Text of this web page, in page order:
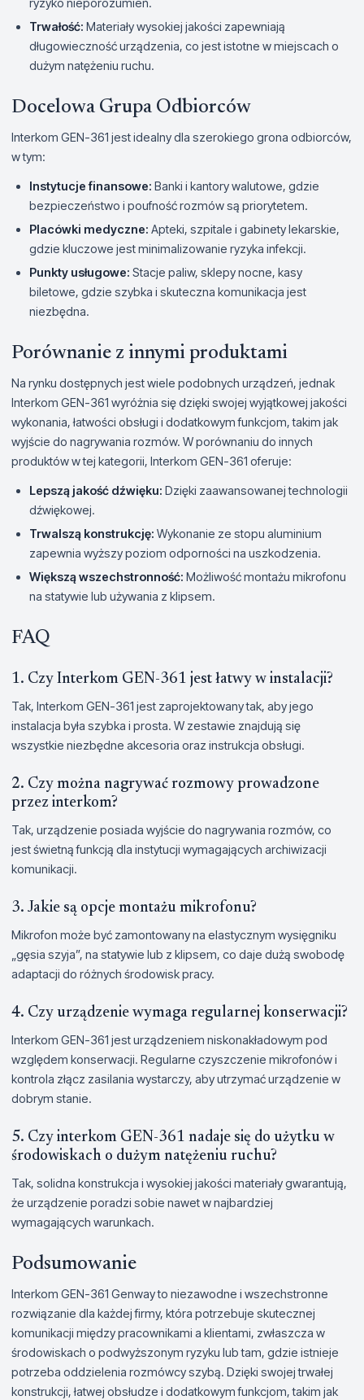
Trwałość: Materiały wysokiej jakości zapewniają
długowieczność urządzenia, co jest istotne w miejscach o
dużym natężeniu ruchu.
Docelowa Grupa Odbiorców
Interkom GEN-361 jest idealny dla szerokiego grona odbiorców,
w tym:
Instytucje finansowe: Banki i kantory walutowe, gdzie
bezpieczeństwo i poufność rozmów są priorytetem.
Placówki medyczne: Apteki, szpitale i gabinety lekarskie,
gdzie kluczowe jest minimalizowanie ryzyka infekcji.
Punkty usługowe: Stacje paliw, sklepy nocne, kasy
biletowe, gdzie szybka i skuteczna komunikacja jest
niezbędna.
Porównanie z innymi produktami
Na rynku dostępnych jest wiele podobnych urządzeń, jednak
Interkom GEN-361 wyróżnia się dzięki swojej wyjątkowej jakości
wykonania, łatwości obsługi i dodatkowym funkcjom, takim jak
wyjście do nagrywania rozmów. W porównaniu do innych
produktów w tej kategorii, Interkom GEN-361 oferuje:
Lepszą jakość dźwięku: Dzięki zaawansowanej technologii
dźwiękowej.
Trwalszą konstrukcję: Wykonanie ze stopu aluminium
zapewnia wyższy poziom odporności na uszkodzenia.
Większą wszechstronność: Możliwość montażu mikrofonu
na statywie lub używania z klipsem.
FAQ
1. Czy Interkom GEN-361 jest łatwy w instalacji?
Tak, Interkom GEN-361 jest zaprojektowany tak, aby jego
instalacja była szybka i prosta. W zestawie znajdują się
wszystkie niezbędne akcesoria oraz instrukcja obsługi.
2. Czy można nagrywać rozmowy prowadzone
przez interkom?
Tak, urządzenie posiada wyjście do nagrywania rozmów, co
jest świetną funkcją dla instytucji wymagających archiwizacji
komunikacji.
3. Jakie są opcje montażu mikrofonu?
Mikrofon może być zamontowany na elastycznym wysięgniku
„gęsia szyja”, na statywie lub z klipsem, co daje dużą swobodę
adaptacji do różnych środowisk pracy.
4. Czy urządzenie wymaga regularnej konserwacji?
Interkom GEN-361 jest urządzeniem niskonakładowym pod
względem konserwacji. Regularne czyszczenie mikrofonów i
kontrola złącz zasilania wystarczy, aby utrzymać urządzenie w
dobrym stanie.
5. Czy interkom GEN-361 nadaje się do użytku w
środowiskach o dużym natężeniu ruchu?
Tak, solidna konstrukcja i wysokiej jakości materiały gwarantują,
że urządzenie poradzi sobie nawet w najbardziej
wymagających warunkach.
Podsumowanie
Interkom GEN-361 Genway to niezawodne i wszechstronne
rozwiązanie dla każdej firmy, która potrzebuje skutecznej
komunikacji między pracownikami a klientami, zwłaszcza w
środowiskach o podwyższonym ryzyku lub tam, gdzie istnieje
potrzeba oddzielenia rozmówcy szybą. Dzięki swojej trwałej
konstrukcji, łatwej obsłudze i dodatkowym funkcjom, takim jak